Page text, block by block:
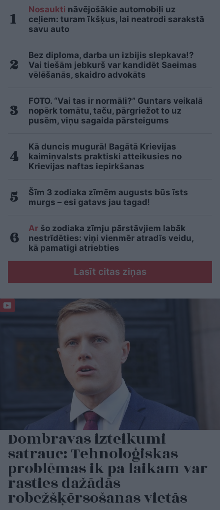
Nosaukti nāvējošākie automobiļi uz
ceļiem: turam īkšķus, lai neatrodi sarakstā
savu auto
Bez diploma, darba un izbijis slepkava!?
Vai tiešām jebkurš var kandidēt Saeimas
vēlēšanās, skaidro advokāts
FOTO. “Vai tas ir normāli?” Guntars veikalā
nopērk tomātu, taču, pārgriežot to uz
pusēm, viņu sagaida pārsteigums
Kā duncis mugurā! Bagātā Krievijas
kaimiņvalsts praktiski atteikusies no
Krievijas naftas iepirkšanas
Šīm 3 zodiaka zīmēm augusts būs īsts
murgs – esi gatavs jau tagad!
Ar šo zodiaka zīmju pārstāvjiem labāk
nestrīdēties: viņi vienmēr atradīs veidu,
kā pamatīgi atriebties
Lasīt citas ziņas
Dombravas izteikumi
satrauc: Tehnoloģiskas
problēmas ik pa laikam var
rasties dažādās
robežšķērsošanas vietās